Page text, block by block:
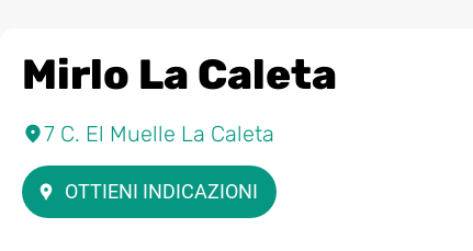
Mirlo La Caleta
7 C. El Muelle La Caleta
OTTIENI INDICAZIONI